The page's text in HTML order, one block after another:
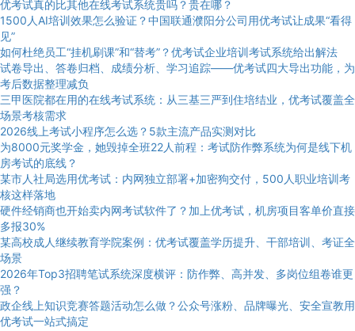
优考试真的比其他在线考试系统贵吗？贵在哪？
1500人AI培训效果怎么验证？中国联通濮阳分公司用优考试让成果“看得
见”
如何杜绝员工“挂机刷课”和“替考”？优考试企业培训考试系统给出解法
试卷导出、答卷归档、成绩分析、学习追踪——优考试四大导出功能，为
考后数据整理减负
三甲医院都在用的在线考试系统：从三基三严到住培结业，优考试覆盖全
场景考核需求
2026线上考试小程序怎么选？5款主流产品实测对比
为8000元奖学金，她毁掉全班22人前程：考试防作弊系统为何是线下机
房考试的底线？
某市人社局选用优考试：内网独立部署+加密狗交付，500人职业培训考
核这样落地
硬件经销商也开始卖内网考试软件了？加上优考试，机房项目客单价直接
多报30%
某高校成人继续教育学院案例：优考试覆盖学历提升、干部培训、考证全
场景
2026年Top3招聘笔试系统深度横评：防作弊、高并发、多岗位组卷谁更
强？
政企线上知识竞赛答题活动怎么做？公众号涨粉、品牌曝光、安全宣教用
优考试一站式搞定